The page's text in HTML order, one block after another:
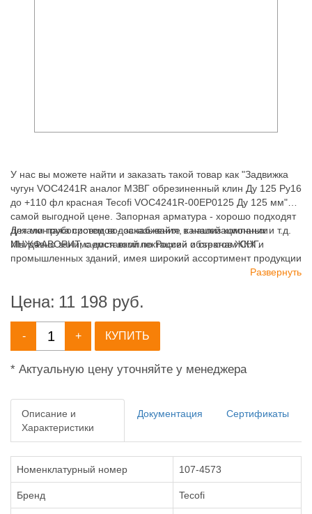
У нас вы можете найти и заказать такой товар как "Задвижка
чугун VOC4241R аналог МЗВГ обрезиненный клин Ду 125 Ру16
до +110 фл красная Tecofi VOC4241R-00EP0125 Ду 125 мм" по
самой выгодной цене. Запорная арматура - хорошо подходят
для монтажа систем водоснабжения, канализационных и т.д.
Мы давно занимаемся комплектацией объектов ЖКХ и
промышленных зданий, имея широкий ассортимент продукции
для систем: отопления, водоснабжения, канализации и
Детали трубопроводов - заказывайте в нашей компании
ИНЖФАВОРИТ, с доставкой по России и странам СНГ.
Развернуть
Цена: 11 198 руб.
- + КУПИТЬ
* Актуальную цену уточняйте у менеджера
Описание и
Характеристики
Документация Сертификаты
Номенклатурный номер 107-4573
Бренд Tecofi